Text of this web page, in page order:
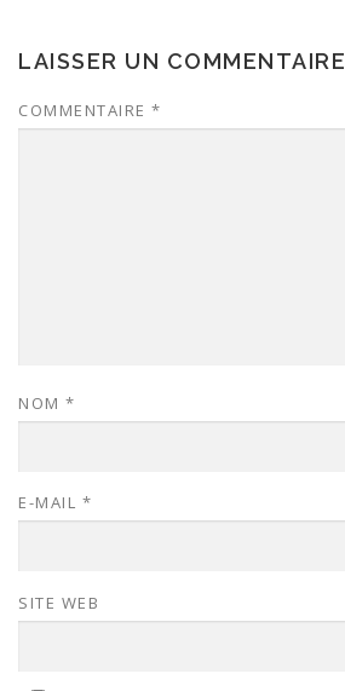
LAISSER UN COMMENTAIRE
COMMENTAIRE *
NOM *
E-MAIL *
SITE WEB